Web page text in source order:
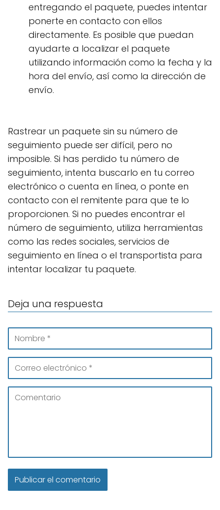
entregando el paquete, puedes intentar
ponerte en contacto con ellos
directamente. Es posible que puedan
ayudarte a localizar el paquete
utilizando información como la fecha y la
hora del envío, así como la dirección de
envío.
Rastrear un paquete sin su número de
seguimiento puede ser difícil, pero no
imposible. Si has perdido tu número de
seguimiento, intenta buscarlo en tu correo
electrónico o cuenta en línea, o ponte en
contacto con el remitente para que te lo
proporcionen. Si no puedes encontrar el
número de seguimiento, utiliza herramientas
como las redes sociales, servicios de
seguimiento en línea o el transportista para
intentar localizar tu paquete.
Deja una respuesta